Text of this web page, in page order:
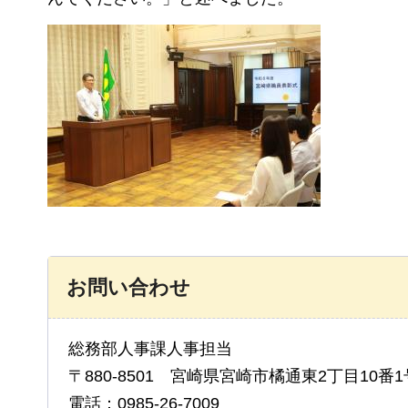
お問い合わせ
総務部人事課人事担当
〒880-8501 宮崎県宮崎市橘通東2丁目10番1
電話：0985-26-7009